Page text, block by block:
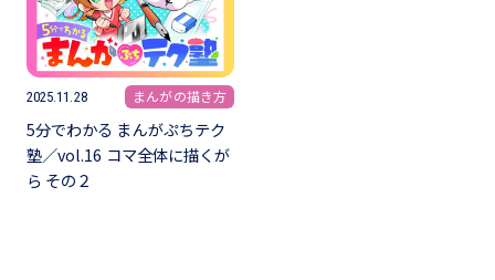
2025.11.28 まんがの描き方
5分でわかる まんがぷちテク
塾／vol.16 コマ全体に描くが
ら その２